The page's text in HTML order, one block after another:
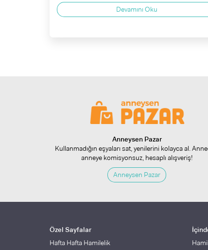
Devamını Oku
Anneysen Pazar
Kullanmadığın eşyaları sat, yenilerini kolayca al.
anneye komisyonsuz, hesaplı alışveriş!
Anneysen Pazar
Özel Sayfalar
Hafta Hafta Hamilelik